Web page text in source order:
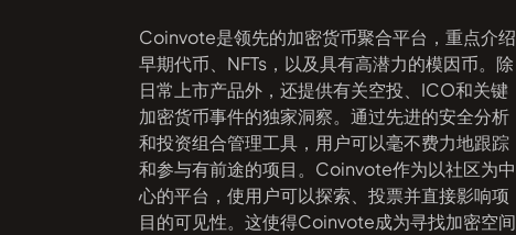
Coinvote是领先的加密货币聚合平台，重点介绍
早期代币、NFTs，以及具有高潜力的模因币。除
日常上市产品外，还提供有关空投、ICO和关键
加密货币事件的独家洞察。通过先进的安全分析
和投资组合管理工具，用户可以毫不费力地跟踪
和参与有前途的项目。Coinvote作为以社区为中
心的平台，使用户可以探索、投票并直接影响项
目的可见性。这使得Coinvote成为寻找加密空间